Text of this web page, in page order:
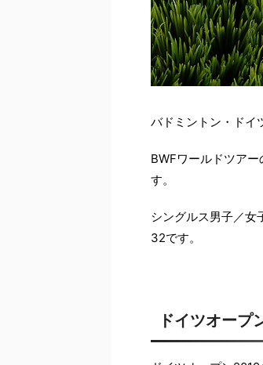
バドミントン・ドイ
BWFワールドツア
す。
シングルス男子／
32です。
ドイツオープ